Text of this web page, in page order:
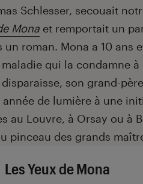
Schlesser, secouait
Mona et remportait un
roman. Mona a 10 ans
maladie qui la condamne
son grand-
de lumière à une
au Louvre, à Orsay ou à
pinceau des grands
Les Yeux de Mona